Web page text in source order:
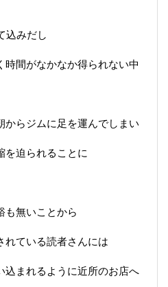
込みだし
間がなかなか得られない中
からジムに足を運んでしまい
を迫られることに
も無いことから
れている読者さんには
込まれるように近所のお店へ